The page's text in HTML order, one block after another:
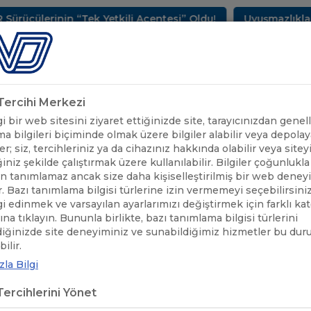
“Tek Yetkili Acentesi” Oldu! Uyuşmazlıkların
SEKTÖREL BİLGİLER UND YAYINLARI
ÖNEMLİ DUYURULAR / MACARİSTAN: 5.000 ADET İLAVE TRANSİT
5.000 ADET İLAVE
Merkezi
bir web sitesini ziyaret ettiğinizde site, tarayıcınızdan
bilgileri biçiminde olmak üzere bilgiler alabilir veya
siz, tercihleriniz ya da cihazınız hakkında olabilir veya siteyi
şekilde çalıştırmak üzere kullanılabilir. Bilgiler
tanımlamaz ancak size daha kişiselleştirilmiş bir web
Bazı tanımlama bilgisi türlerine izin vermemeyi
edinmek ve varsayılan ayarlarımızı değiştirmek için farklı
tıklayın. Bununla birlikte, bazı tanımlama bilgisi türlerini
site deneyiminiz ve sunabildiğimiz hizmetler bu
Bilgi
Yönet